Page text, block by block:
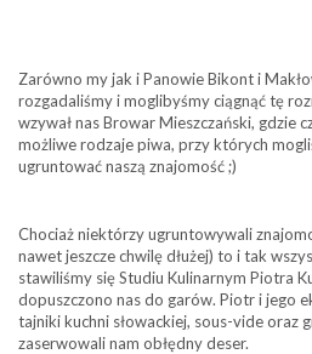
Zarówno my jak i Panowie Bikont i
rozgadaliśmy i moglibyśmy ciągnąć tę
wzywał nas Browar Mieszczański, gdzie
możliwe rodzaje piwa, przy których
ugruntować naszą znajomość ;)
Chociaż niektórzy ugruntowywali
nawet jeszcze chwilę dłużej) to i tak
stawiliśmy się Studiu Kulinarnym Piotra
dopuszczono nas do garów. Piotr i jego
tajniki kuchni słowackiej, sous-vide oraz
zaserwowali nam obłędny deser.